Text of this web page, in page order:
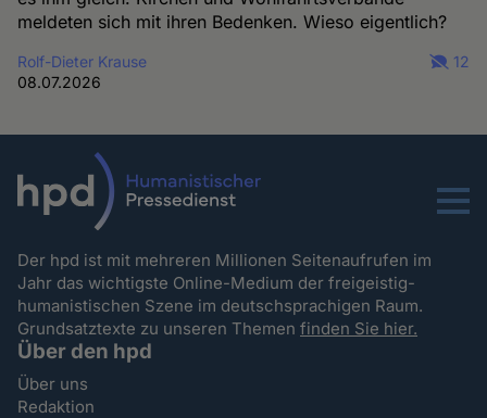
meldeten sich mit ihren Bedenken. Wieso eigentlich?
Rolf-Dieter Krause
08.07.2026
12
Menu
Der hpd ist mit mehreren Millionen Seitenaufrufen im
Jahr das wichtigste Online-Medium der freigeistig-
humanistischen Szene im deutschsprachigen Raum.
Grundsatztexte zu unseren Themenfinden Sie hier.
Über den hpd
Über uns
Redaktion